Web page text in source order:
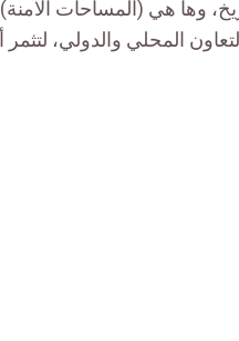
وها هي (المساحات
المحلي والدولي،